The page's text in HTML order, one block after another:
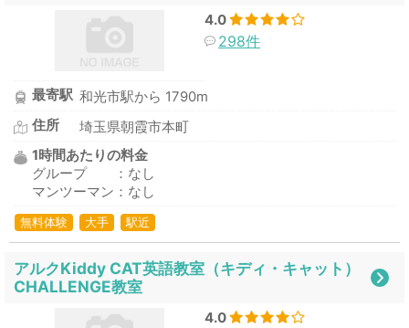
4.0
298件
最寄駅 和光市駅から 1790m
住所
埼玉県朝霞市本町
1時間あたりの料金
グループ ：なし
マンツーマン：なし
無料体験 大手 駅近
アルクKiddy CAT英語教室（キディ・キャット）
CHALLENGE教室
4.0